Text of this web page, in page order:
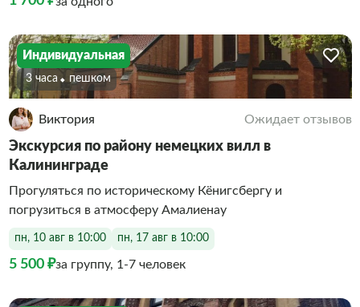
Индивидуальная
3 часа Пешком
Виктория Ожидает отзывов
Экскурсия по району немецких вилл в
Калининграде
Прогуляться по историческому Кёнигсбергу и
погрузиться в атмосферу Амалиенау
пн, 10 авг в 10:00 пн, 17 авг в 10:00
5 500 ₽за группу, 1-7 человек